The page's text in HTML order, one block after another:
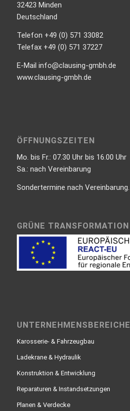
32423 Minden
Deutschland
Telefon +49 (0) 571 33082
Telefax +49 (0) 571 37227
E-Mail info@clausing-gmbh.de
www.clausing-gmbh.de
ÖFFNUNGSZEITEN
Mo. bis Fr.: 07.30 Uhr bis 16.00 Uhr
Sa.: nach Vereinbarung
Sondertermine nach Vereinbarung.
GRÜNE TRANSFORMATION
UNTERNEHMENSBEREICHE
Karosserie- & Fahrzeugbau
Ladekrane & Hydraulik
Konstruktion & Entwicklung
Reparaturen & Instandsetzungen
Planen & Verdecke